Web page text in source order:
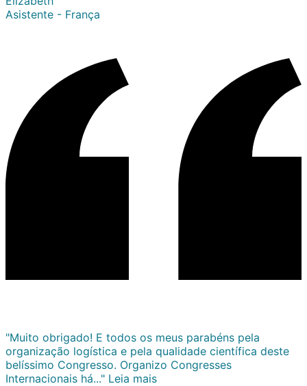
Asistente - França
"Muito obrigado! E todos os meus parabéns pela
organização logística e pela qualidade científica deste
belíssimo Congresso. Organizo Congresses
Internacionais há..." Leia mais